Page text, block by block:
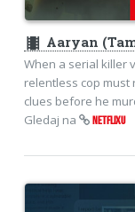
theaters Aaryan
When a serial killer
relentless cop must
clues before he
Gledaj na
NETFLIXU